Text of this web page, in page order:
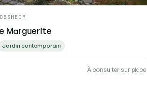
Marguerite
Jardin contemporain
À consulter sur place